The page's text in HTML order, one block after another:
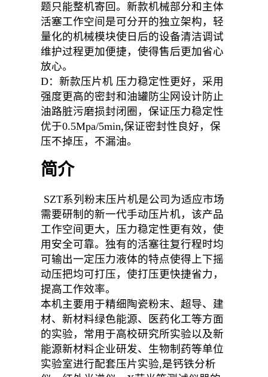
题只能整机寄回。新款机械部分和主体
活塞工作空间是可分开的独立架构，轻
量化的机械模块使日后的设备清洁调试
维护过程更加便捷，使得售后更加省心
放心。
D：新款压片机 压力稳定性更好，采用
强度更高的密封和油罐防尘网设计防止
油路脏污磨损封闭圈，保证压力稳定性
优于0.5Mpa/5min,保证密封性良好，保
压不掉压，不漏油。
简介
SZT系列粉末压片机是公司为适应市场
需要研制的新一代手动压片机，该产品
工作空间更大，压力稳定性更有效，使
用安全可靠。独有的活塞往复行程时均
可输出一定压力液体的特点使得上下摇
动压把均可打压，使打压更快捷省力，
提高工作效率。
本机主要用于精细陶瓷粉末、超导、建
材、新材料绿色能源、医药化工等方面
的实验，常用于高校研究所实验以及新
能源新材料企业研发、生物制药等单位
实验室进行配套压片实验,是钙铁分析